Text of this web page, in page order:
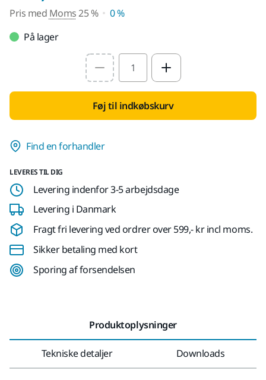
Pris med Moms25 %
0 %
På lager
Select quantity value
Føj til indkøbskurv
Find en forhandler
LEVERES TIL DIG
Levering indenfor 3-5 arbejdsdage
Levering i Danmark
Fragt fri levering ved ordrer over 599,- kr incl moms.
Sikker betaling med kort
Sporing af forsendelsen
Produktoplysninger
Tekniske detaljer Downloads